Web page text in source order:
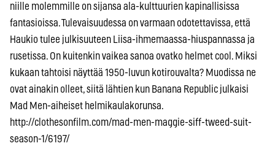
niille molemmille on sijansa ala-kulttuurien kapinallisissa
fantasioissa. Tulevaisuudessa on varmaan odotettavissa, että
Haukio tulee julkisuuteen Liisa-ihmemaassa-hiuspannassa ja
rusetissa. On kuitenkin vaikea sanoa ovatko helmet cool. Miksi
kukaan tahtoisi näyttää 1950-luvun kotirouvalta? Muodissa ne
ovat ainakin olleet, siitä lähtien kun Banana Republic julkaisi
Mad Men-aiheiset helmikaulakorunsa.
http://clothesonfilm.com/mad-men-maggie-siff-tweed-suit-
season-1/6197/